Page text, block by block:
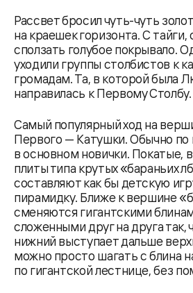
Рассвет бросил чуть-чуть
на краешек горизонта. С тайги,
сползать голубое покрывало.
уходили группы столбистов к
громадам. Та, в которой была
направилась к Первому Столбу.
Самый популярный ход на
Первого — Катушки. Обычно по
в основном новички. Покатые,
плиты типа крутых «бараньих
составляют как бы детскую
пирамидку. Ближе к вершине
сменяются гигантскими
сложенными друг на друга так,
нижний выступает дальше
можно просто шагать с блина
по гигантской лестнице, без